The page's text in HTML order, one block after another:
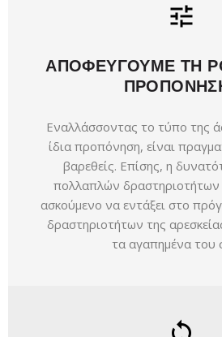
ΑΠΟΦΕΥΓΟΥΜΕ ΤΗ
Εναλλάσσοντας το τύπο της
ίδια προπόνηση, είναι
βαρεθείς. Επίσης, η
πολλαπλών δραστηριοτήτων
ασκούμενο να εντάξει στο
δραστηριοτήτων της
τα αγαπημένα του